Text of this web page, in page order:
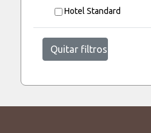
Hotel Standard
Quitar filtros